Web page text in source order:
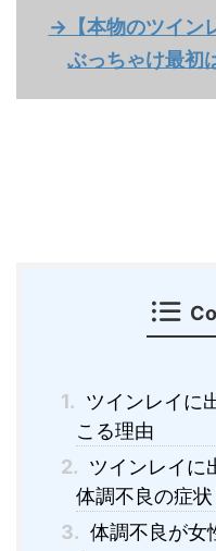
→【本物のツイン
ぶっちゃけ最初
1. ツインレイに
こる理由
2. ツインレイに
体調不良の症状
3. 体調不良が女